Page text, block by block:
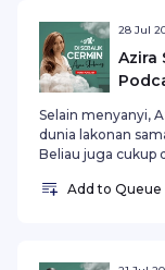
28 Jul
Azira
Selain menyanyi,
dunia lakonan
Beliau juga cukup
bersyukur untuk
Add to Queue